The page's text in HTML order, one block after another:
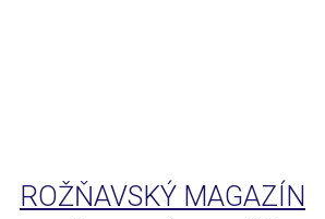
ROŽŇAVSKÝ MAGAZÍN